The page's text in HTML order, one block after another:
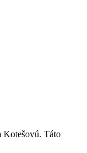
Kotešovú. Táto